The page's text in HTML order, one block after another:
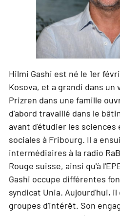
Hilmi Gashi est né le 1er
Kosova, et a grandi dans un
Prizren dans une famille
d'abord travaillé dans le
avant d'étudier les sciences
sociales à Fribourg. Il a
intermédiaires à la radio
Rouge suisse, ainsi qu'à
Gashi occupe différentes
syndicat Unia. Aujourd'hui,
groupes d'intérêt. Son